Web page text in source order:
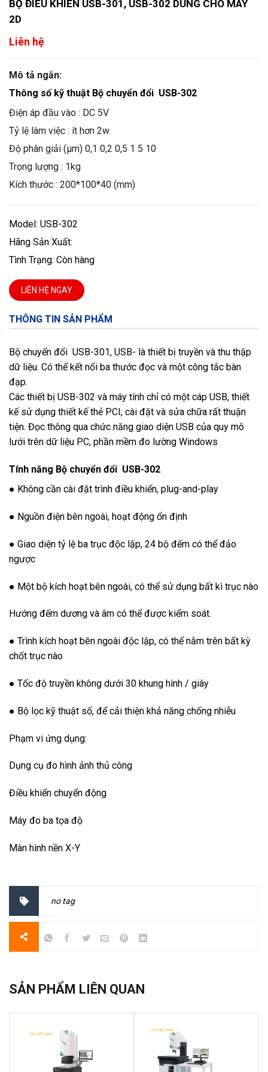
BỘ ĐIỀU KHIỂN USB-301, USB-302 DÙNG CHO MÁY
2D
Liên hệ
Mô tả ngắn:
Thông số kỹ thuật Bộ chuyển đổi USB-302
Điện áp đầu vào : DC 5V
Tỷ lệ làm việc : ít hơn 2w
Độ phân giải (µm) 0,1 0,2 0,5 1 5 10
Trọng lượng : 1kg
Kích thước : 200*100*40 (mm)
Model: USB-302
Hãng Sản Xuất:
Tình Trạng: Còn hàng
LIÊN HỆ NGAY
THÔNG TIN SẢN PHẨM
Bộ chuyển đổi USB-301, USB- là thiết bị truyền và thu thập
dữ liệu. Có thể kết nối ba thước đọc và một công tắc bàn
đạp.
Các thiết bị USB-302 và máy tính chỉ có một cáp USB, thiết
kế sử dụng thiết kế thẻ PCI, cài đặt và sửa chữa rất thuận
tiện. Đọc thông qua chức năng giao diện USB của quy mô
lưới trên dữ liệu PC, phần mềm đo lường Windows
Tính năng Bộ chuyển đổi USB-302
● Không cần cài đặt trình điều khiển, plug-and-play
● Nguồn điện bên ngoài, hoạt động ổn định
● Giao diện tỷ lệ ba trục độc lập, 24 bộ đếm có thể đảo
ngược
● Một bộ kích hoạt bên ngoài, có thể sử dụng bất kì trục nào
Hướng đếm dương và âm có thể được kiểm soát.
● Trình kích hoạt bên ngoài độc lập, có thể nằm trên bất kỳ
chốt trục nào
● Tốc độ truyền không dưới 30 khung hình / giây
● Bộ lọc kỹ thuật số, để cải thiện khả năng chống nhiễu
Phạm vi ứng dụng:
Dụng cụ đo hình ảnh thủ công
Điều khiển chuyển động
Máy đo ba tọa độ
Màn hình nền X-Y
no tag
SẢN PHẨM LIÊN QUAN